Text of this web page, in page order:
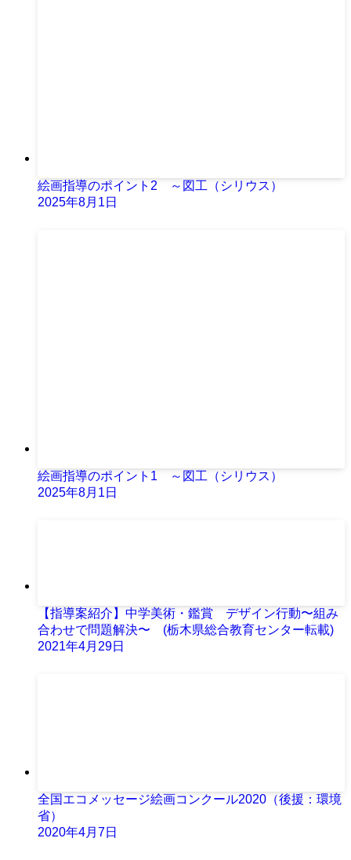
絵画指導のポイント2 ～図工（シリウス）
2025年8月1日
絵画指導のポイント1 ～図工（シリウス）
2025年8月1日
【指導案紹介】中学美術・鑑賞 デザイン行動〜組み
合わせで問題解決〜 (栃木県総合教育センター転載)
2021年4月29日
全国エコメッセージ絵画コンクール2020（後援：環境
省）
2020年4月7日